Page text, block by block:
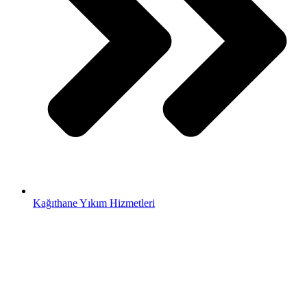
Kağıthane Yıkım Hizmetleri